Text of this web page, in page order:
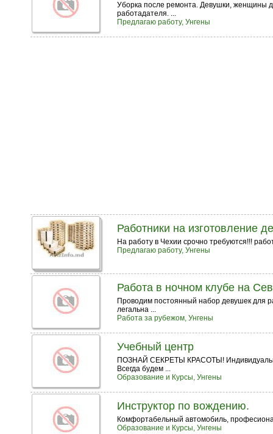
Уборка после ремонта. Девушки, женщины
работадателя. ...
Предлагаю работу, Унгены
Работники на изготовление
На работу в Чехии срочно требуются!!!
Предлагаю работу, Унгены
Работа в ночном клубе на
Проводим постоянный набор девушек для
легальна ...
Работа за рубежом, Унгены
Учебный центр
ПОЗНАЙ СЕКРЕТЫ КРАСОТЫ!
Всегда будем ...
Образование и Курсы, Унгены
Инструктор по вождению.
Комфортабельный автомобиль,
Образование и Курсы, Унгены